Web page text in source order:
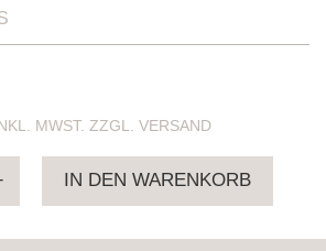
IN DEN WARENKORB